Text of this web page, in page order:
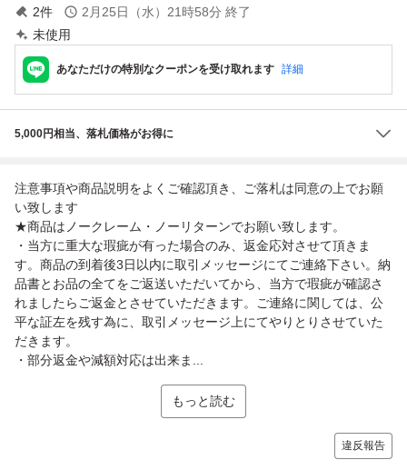
2件 2月25日（水）21時58分 終了
未使用
あなただけの特別なクーポンを受け取れます 詳細
5,000円相当、落札価格がお得に
注意事項や商品説明をよくご確認頂き、ご落札は同意の上でお願
い致します
★商品はノークレーム・ノーリターンでお願い致します。
・当方に重大な瑕疵が有った場合のみ、返金応対させて頂きま
す。商品の到着後3日以内に取引メッセージにてご連絡下さい。納
品書とお品の全てをご返送いただいてから、当方で瑕疵が確認さ
れましたらご返金とさせていただきます。ご連絡に関しては、公
平な証左を残す為に、取引メッセージ上にてやりとりさせていた
だきます。
・部分返金や減額対応は出来ま...
もっと読む
違反報告